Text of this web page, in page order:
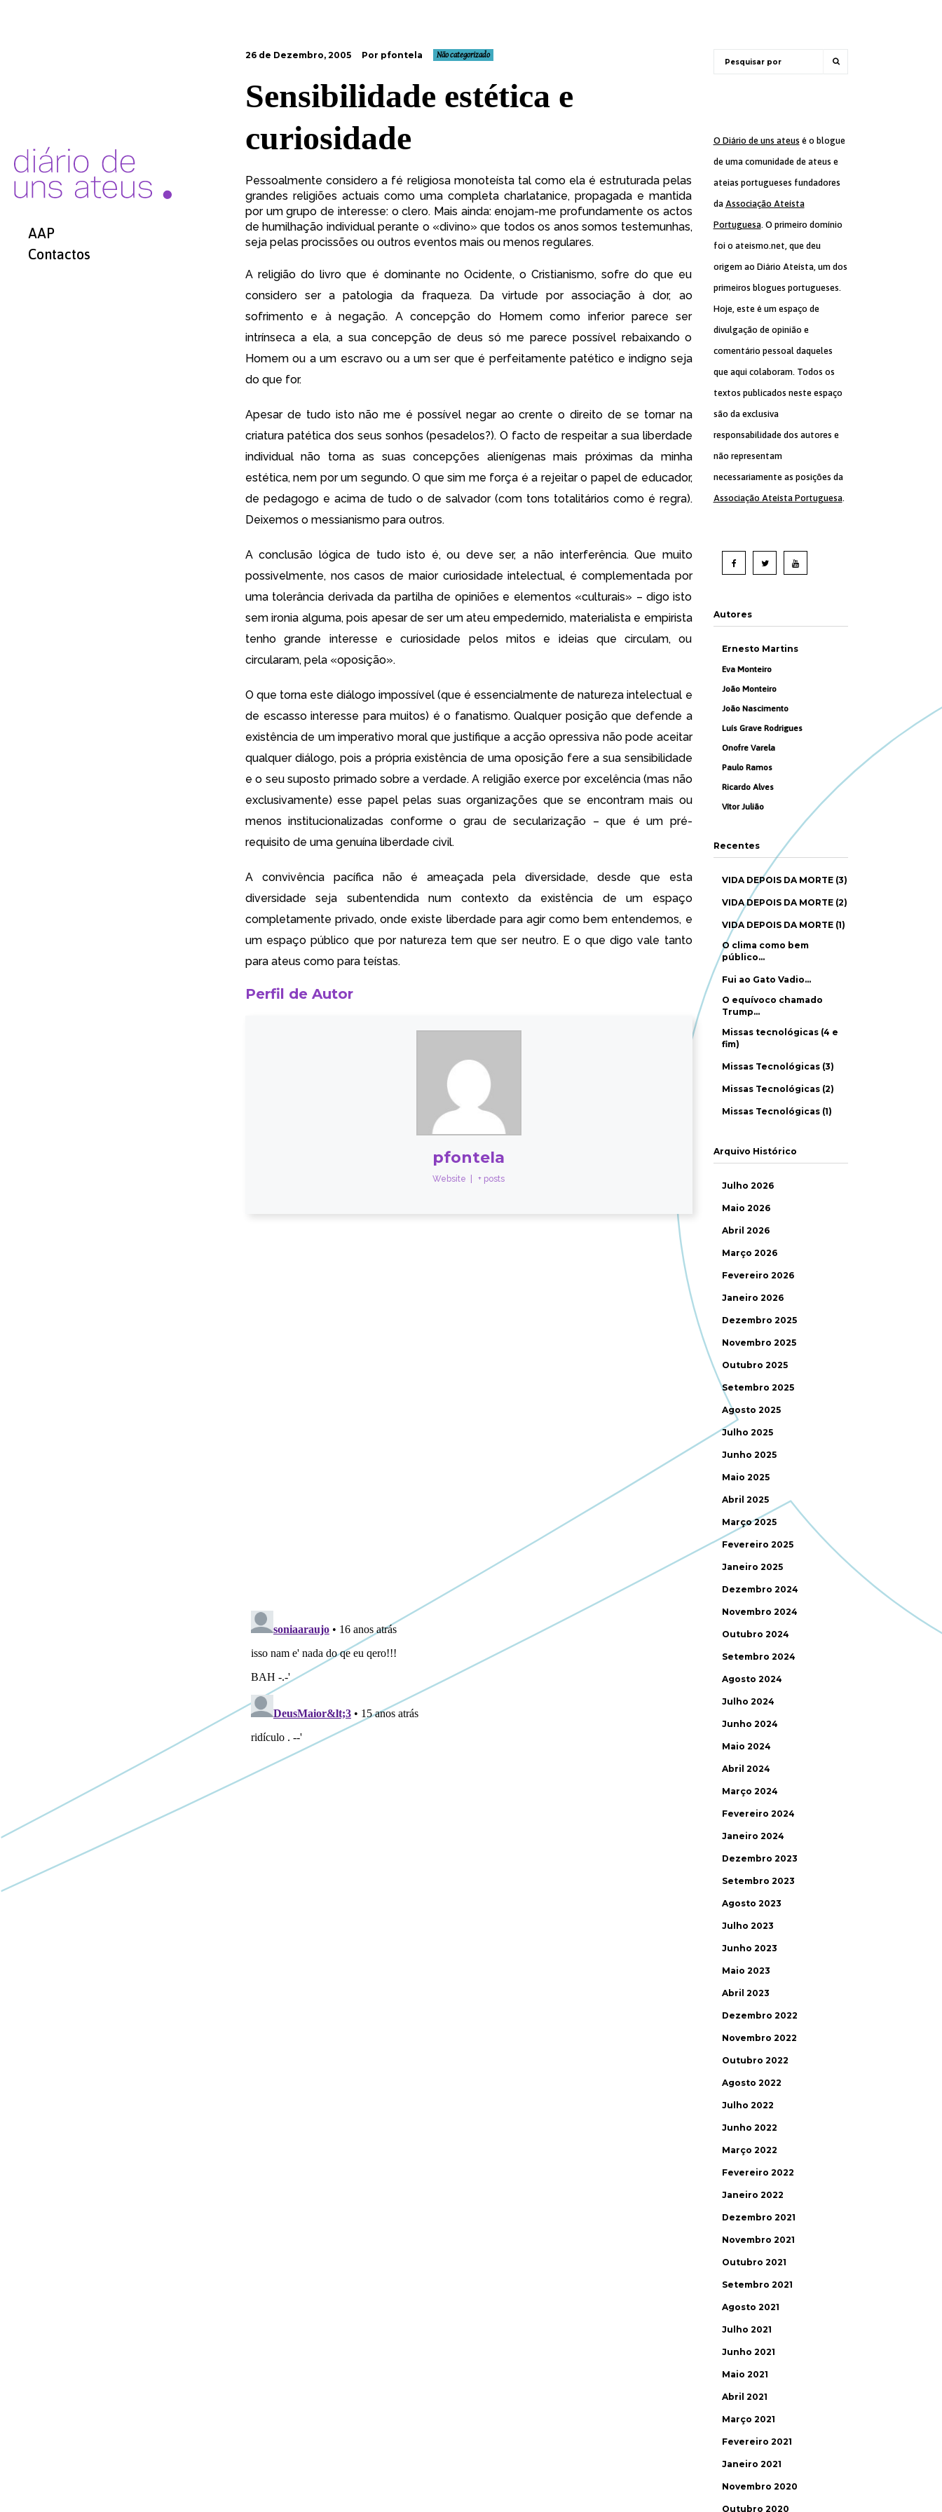
AAP
Contactos
26 de Dezembro, 2005 Por pfontela Não categorizado
Sensibilidade estética e
curiosidade
Pessoalmente considero a fé religiosa monoteísta tal como ela é estruturada pelas
grandes religiões actuais como uma completa charlatanice, propagada e mantida
por um grupo de interesse: o clero. Mais ainda: enojam-me profundamente os actos
de humilhação individual perante o «divino» que todos os anos somos testemunhas,
seja pelas procissões ou outros eventos mais ou menos regulares.
A religião do livro que é dominante no Ocidente, o Cristianismo, sofre do que eu
considero ser a patologia da fraqueza. Da virtude por associação à dor, ao
sofrimento e à negação. A concepção do Homem como inferior parece ser
intrínseca a ela, a sua concepção de deus só me parece possível rebaixando o
Homem ou a um escravo ou a um ser que é perfeitamente patético e indigno seja
do que for.
Apesar de tudo isto não me é possível negar ao crente o direito de se tornar na
criatura patética dos seus sonhos (pesadelos?). O facto de respeitar a sua liberdade
individual não torna as suas concepções alienígenas mais próximas da minha
estética, nem por um segundo. O que sim me força é a rejeitar o papel de educador,
de pedagogo e acima de tudo o de salvador (com tons totalitários como é regra).
Deixemos o messianismo para outros.
A conclusão lógica de tudo isto é, ou deve ser, a não interferência. Que muito
possivelmente, nos casos de maior curiosidade intelectual, é complementada por
uma tolerância derivada da partilha de opiniões e elementos «culturais» – digo isto
sem ironia alguma, pois apesar de ser um ateu empedernido, materialista e empirista
tenho grande interesse e curiosidade pelos mitos e ideias que circulam, ou
circularam, pela «oposição».
O que torna este diálogo impossível (que é essencialmente de natureza intelectual e
de escasso interesse para muitos) é o fanatismo. Qualquer posição que defende a
existência de um imperativo moral que justifique a acção opressiva não pode aceitar
qualquer diálogo, pois a própria existência de uma oposição fere a sua sensibilidade
e o seu suposto primado sobre a verdade. A religião exerce por excelência (mas não
exclusivamente) esse papel pelas suas organizações que se encontram mais ou
menos institucionalizadas conforme o grau de secularização – que é um pré-
requisito de uma genuína liberdade civil.
A convivência pacífica não é ameaçada pela diversidade, desde que esta
diversidade seja subentendida num contexto da existência de um espaço
completamente privado, onde existe liberdade para agir como bem entendemos, e
um espaço público que por natureza tem que ser neutro. E o que digo vale tanto
para ateus como para teístas.
Perfil de Autor
pfontela
Website + posts
O Diário de uns ateus é o blogue
de uma comunidade de ateus e
ateias portugueses fundadores
da Associação Ateísta
Portuguesa. O primeiro domínio
foi o ateismo.net, que deu
origem ao Diário Ateísta, um dos
primeiros blogues portugueses.
Hoje, este é um espaço de
divulgação de opinião e
comentário pessoal daqueles
que aqui colaboram. Todos os
textos publicados neste espaço
são da exclusiva
responsabilidade dos autores e
não representam
necessariamente as posições da
Associação Ateísta Portuguesa.
Autores
Ernesto Martins
Eva Monteiro
João Monteiro
João Nascimento
Luís Grave Rodrigues
Onofre Varela
Paulo Ramos
Ricardo Alves
Vítor Julião
Recentes
VIDA DEPOIS DA MORTE (3)
VIDA DEPOIS DA MORTE (2)
VIDA DEPOIS DA MORTE (1)
O clima como bem
público…
Fui ao Gato Vadio…
O equívoco chamado
Trump…
Missas tecnológicas (4 e
fim)
Missas Tecnológicas (3)
Missas Tecnológicas (2)
Missas Tecnológicas (1)
Arquivo Histórico
Julho 2026
Maio 2026
Abril 2026
Março 2026
Fevereiro 2026
Janeiro 2026
Dezembro 2025
Novembro 2025
Outubro 2025
Setembro 2025
Agosto 2025
Julho 2025
Junho 2025
Maio 2025
Abril 2025
Março 2025
Fevereiro 2025
Janeiro 2025
Dezembro 2024
Novembro 2024
Outubro 2024
Setembro 2024
Agosto 2024
Julho 2024
Junho 2024
Maio 2024
Abril 2024
Março 2024
Fevereiro 2024
Janeiro 2024
Dezembro 2023
Setembro 2023
Agosto 2023
Julho 2023
Junho 2023
Maio 2023
Abril 2023
Dezembro 2022
Novembro 2022
Outubro 2022
Agosto 2022
Julho 2022
Junho 2022
Março 2022
Fevereiro 2022
Janeiro 2022
Dezembro 2021
Novembro 2021
Outubro 2021
Setembro 2021
Agosto 2021
Julho 2021
Junho 2021
Maio 2021
Abril 2021
Março 2021
Fevereiro 2021
Janeiro 2021
Novembro 2020
Outubro 2020